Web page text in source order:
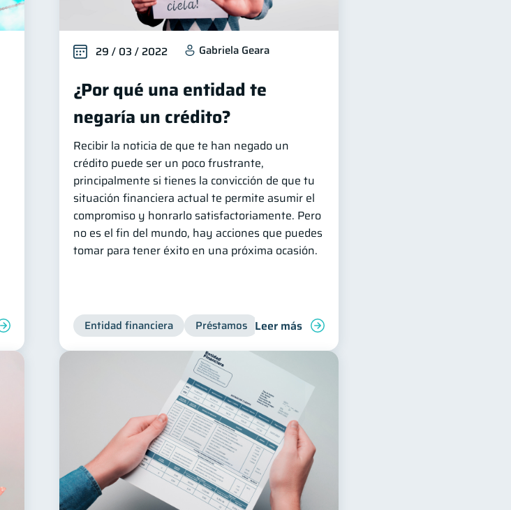
29 / 03 / 2022 Gabriela Geara
¿Por qué una entidad te
negaría un crédito?
Recibir la noticia de que te han negado un
crédito puede ser un poco frustrante,
principalmente si tienes la convicción de que tu
situación financiera actual te permite asumir el
compromiso y honrarlo satisfactoriamente. Pero
no es el fin del mundo, hay acciones que puedes
tomar para tener éxito en una próxima ocasión.
Entidad financiera Préstamos Productos financieros
Leer más